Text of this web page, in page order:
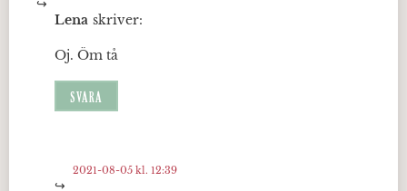
Lena skriver:
Oj. Öm tå
SVARA
2021-08-05 kl. 12:39